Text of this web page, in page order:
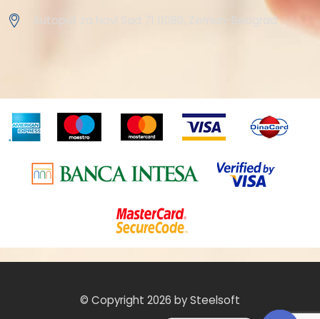
Autoput za Novi Sad 71 11080, Zemun-Beograd
© Copyright 2026 by Steelsoft